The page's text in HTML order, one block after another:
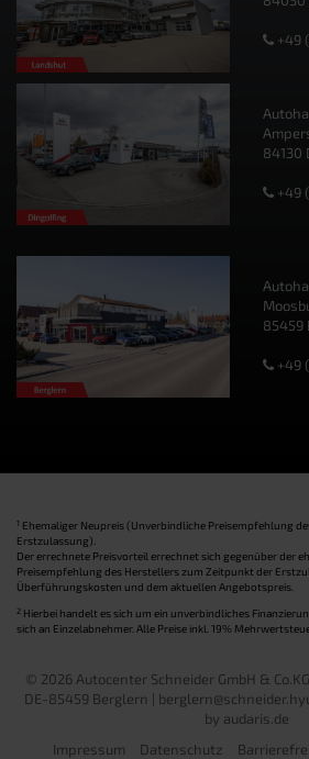
+49
84130
+49
85459
+49
1 Ehemaliger Neupreis (Unverbindliche Preisempfehlung
Erstzulassung).
Der errechnete Preisvorteil errechnet sich gegenüber der
Preisempfehlung des Herstellers zum Zeitpunkt der
Überführungskosten und dem aktuellen Angebotspreis.
2 Hierbei handelt es sich um ein unverbindliches
sich an Einzelabnehmer. Alle Preise inkl. 19%
© 2026 Autocenter Schneider GmbH &
DE-85459 Berglern |
by audaris.de
Impressum
Datenschutz